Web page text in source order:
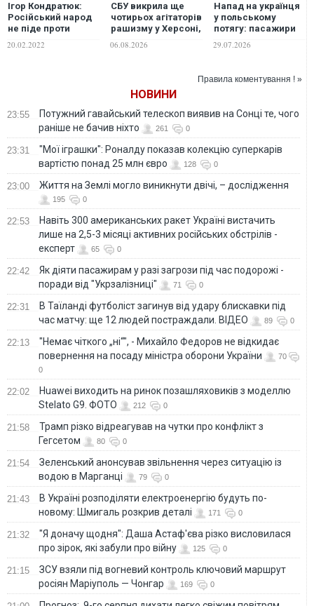
Ігор Кондратюк:
Російський народ
не піде проти
українського? Ще й
як піде!
20.02.2022
СБУ викрила ще
чотирьох агітаторів
рашизму у Херсоні,
Черкасах та на
Сумщині
06.08.2026
Напад на українця
у польському
потягу: пасажири
та кондуктор
виштовхали
29.07.2026
Правила коментування ! »
НОВИНИ
23:55
Потужний гавайський телескоп виявив на Сонці те, чого
раніше не бачив ніхто
261 0
23:31
"Мої іграшки": Роналду показав колекцію суперкарів
вартістю понад 25 млн євро
128 0
23:00 Життя на Землі могло виникнути двічі, – дослідження
195 0
22:53
Навіть 300 американських ракет Україні вистачить
лише на 2,5-3 місяці активних російських обстрілів -
експерт
65 0
22:42
Як діяти пасажирам у разі загрози під час подорожі -
поради від "Укрзалізниці"
71 0
22:31
В Таїланді футболіст загинув від удару блискавки під
час матчу: ще 12 людей постраждали. ВІДЕО
89 0
22:13
"Немає чіткого „ні“", - Михайло Федоров не відкидає
повернення на посаду міністра оборони України
70
0
22:02
Huawei виходить на ринок позашляховиків з моделлю
Stelato G9. ФОТО
212 0
21:58
Трамп різко відреагував на чутки про конфлікт з
Гегсетом
80 0
21:54
Зеленський анонсував звільнення через ситуацію із
водою в Марганці
79 0
21:43
В Україні розподіляти електроенергію будуть по-
новому: Шмигаль розкрив деталі
171 0
21:32
"Я доначу щодня": Даша Астаф'єва різко висловилася
про зірок, які забули про війну
125 0
21:15
ЗСУ взяли під вогневий контроль ключовий маршрут
росіян Маріуполь — Чонгар
169 0